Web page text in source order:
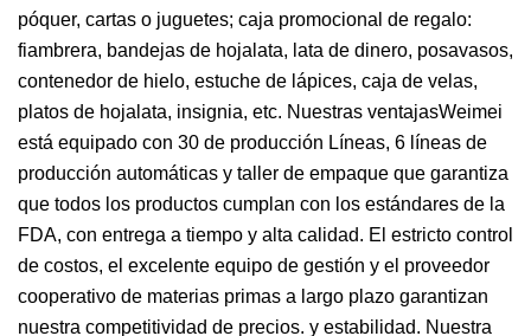
póquer, cartas o juguetes; caja promocional de regalo:
fiambrera, bandejas de hojalata, lata de dinero, posavasos,
contenedor de hielo, estuche de lápices, caja de velas,
platos de hojalata, insignia, etc. Nuestras ventajasWeimei
está equipado con 30 de producción Líneas, 6 líneas de
producción automáticas y taller de empaque que garantiza
que todos los productos cumplan con los estándares de la
FDA, con entrega a tiempo y alta calidad. El estricto control
de costos, el excelente equipo de gestión y el proveedor
cooperativo de materias primas a largo plazo garantizan
nuestra competitividad de precios. y estabilidad. Nuestra